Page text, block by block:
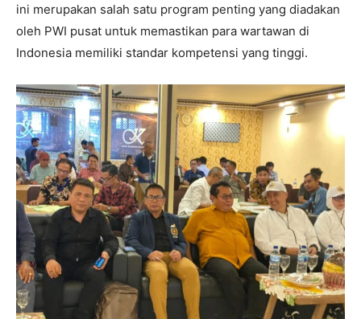
ini merupakan salah satu program penting yang diadakan
oleh PWI pusat untuk memastikan para wartawan di
Indonesia memiliki standar kompetensi yang tinggi.